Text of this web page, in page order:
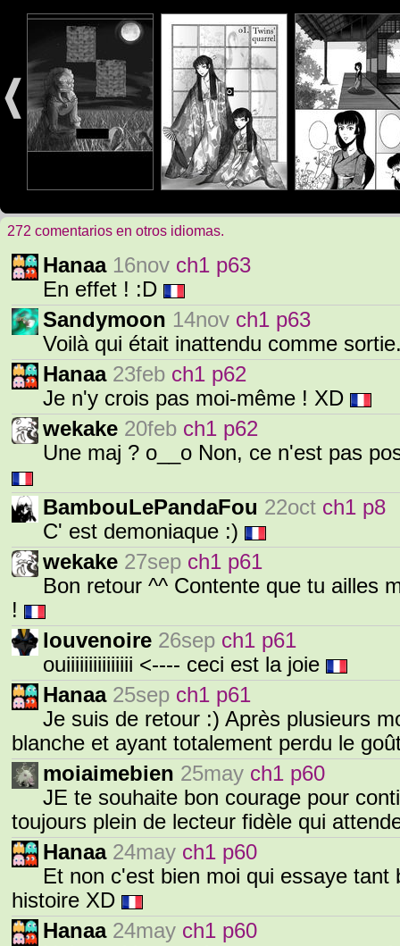
272 comentarios en otros idiomas.
Hanaa 16nov ch1 p63
En effet ! :D
Sandymoon 14nov ch1 p63
Voilà qui était inattendu comme
Hanaa 23feb ch1 p62
Je n'y crois pas moi-même ! XD
wekake 20feb ch1 p62
Une maj ? o__o Non, ce n'est pas
BambouLePandaFou 22oct ch1 p8
C' est demoniaque :)
wekake 27sep ch1 p61
Bon retour ^^ Contente que tu ailles
!
louvenoire 26sep ch1 p61
ouiiiiiiiiiiiiiii <---- ceci est la joie
Hanaa 25sep ch1 p61
Je suis de retour :) Après plusieurs
blanche et ayant totalement perdu le
moiaimebien 25may ch1 p60
JE te souhaite bon courage pour
toujours plein de lecteur fidèle qui
Hanaa 24may ch1 p60
Et non c'est bien moi qui essaye
histoire XD
Hanaa 24may ch1 p60